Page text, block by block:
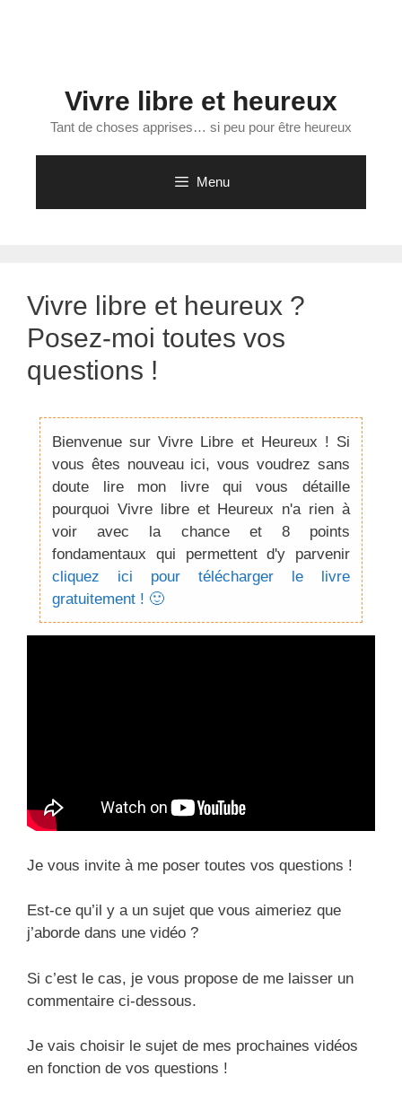
Vivre libre et heureux
Tant de choses apprises… si peu pour être heureux
Menu
Vivre libre et heureux ?
Posez-moi toutes vos
questions !
Bienvenue sur Vivre Libre et Heureux ! Si
vous êtes nouveau ici, vous voudrez sans
doute lire mon livre qui vous détaille
pourquoi Vivre libre et Heureux n'a rien à
voir avec la chance et 8 points
fondamentaux qui permettent d'y parvenir
cliquez ici pour télécharger le livre
gratuitement ! 🙂
Je vous invite à me poser toutes vos questions !
Est-ce qu’il y a un sujet que vous aimeriez que
j’aborde dans une vidéo ?
Si c’est le cas, je vous propose de me laisser un
commentaire ci-dessous.
Je vais choisir le sujet de mes prochaines vidéos
en fonction de vos questions !